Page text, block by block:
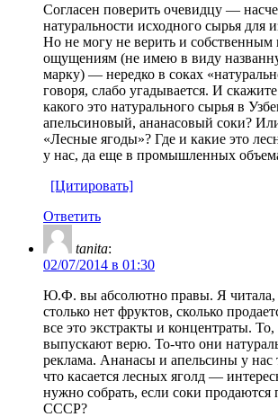
Согласен поверить очевидцу —
натуральности исходного сырья для
Но не могу не верить и собственным
ощущениям (не имею в виду
марку) — нередко в соках
говоря, слабо угадывается. И
какого это натурального сырья в
апельсиновый, ананасовый соки?
«Лесные ягоды»? Где и какие это
у нас, да еще в промышленных
[Цитировать]
Ответить
tanita:
02/07/2014 в 01:30
Ю.Ф. вы абсолютно правы. Я читала,
столько нет фруктов, сколько
все это экстракты и концентраты. То,
выпускают верю. То-что они
реклама. Ананасы и апельсины у нас
что касается лесных яголд —
нужно собрать, если соки
СССР?